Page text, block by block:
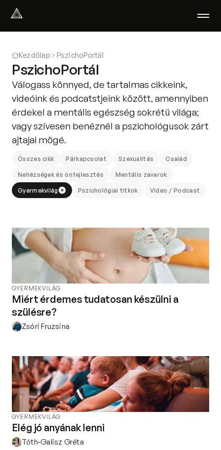
Amiben segítünk
Akik segítenek
Rólunk
Tudod-e?
Podcast
PszichoPortál
Pszichológiai tesztek
Kliens vagyok
Ahol segítünk
Csoportterápia
Kapcsolat
Adatkezelési tájékoztató
Adatkezelési tájékoztató
csoportterápiához
Részvételi szabályzat
csoportterápiához
Etikai kódex
Kezdőlap PszichoPortál
PszichoPortál
Válogass könnyed, de tartalmas cikkeink,
videóink és podcatstjeink között, amennyiben
érdekel a mentális egészség sokrétű világa;
vagy szívesen benéznél a pszichológusok zárt
ajtajai mögé.
Összes cikk Párkapcsolat Szexualitás Család
Nehézségek és önfejlesztés Mentális zavarok
Gyermekvilág Pszichológiai titkok Video / Podcast
GYERMEKVILÁG
Miért érdemes tudatosan készülni a
szülésre?
Zsóri Fruzsina
GYERMEKVILÁG
Elég jó anyának lenni
Tóth-Galisz Gréta